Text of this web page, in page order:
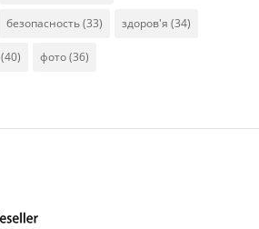
безопасность(33) здоров'я (34)
(40) фото(36)